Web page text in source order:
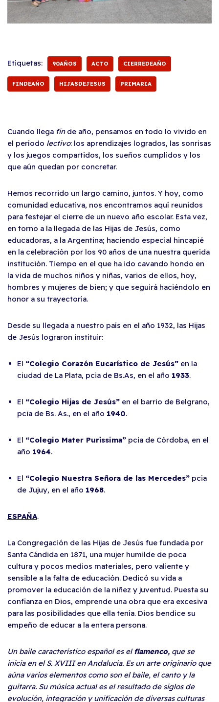
Etiquetas: 90AÑOS ACTO CIERREDEAÑO
FINDEAÑO HIJASDEJESUS PRIMARIA
Cuando llega finde año, pensamos en todo lo vivido en
el período lectivo: los aprendizajes logrados, las sonrisas
y los juegos compartidos, los sueños cumplidos y los
que aún quedan por concretar.
Hemos recorrido un largo camino, juntos. Y hoy, como
comunidad educativa, nos encontramos aquí reunidos
para festejar el cierre de un nuevo año escolar. Esta vez,
en torno a la llegada de las Hijas de Jesús, como
educadoras, a la Argentina; haciendo especial hincapié
en la celebración por los 90 años de una nuestra querida
institución. Tiempo en el que ha ido cavando hondo en
la vida de muchos niños y niñas, varios de ellos, hoy,
hombres y mujeres de bien; y que seguirá haciéndolo en
honor a su trayectoria.
Desde su llegada a nuestro país en el año 1932, las Hijas
de Jesús lograron instituir:
El “Colegio Corazón Eucarístico de Jesús” en la
ciudad de La Plata, pcia de Bs.As, en el año 1933.
El “Colegio Hijas de Jesús” en el barrio de Belgrano,
pcia de Bs. As., en el año 1940.
El “Colegio Mater Puríssima” pcia de Córdoba, en el
año 1964.
El “Colegio Nuestra Señora de las Mercedes” pcia
de Jujuy, en el año 1968.
ESPAÑA.
La Congregación de las Hijas de Jesús fue fundada por
Santa Cándida en 1871, una mujer humilde de poca
cultura y pocos medios materiales, pero valiente y
sensible a la falta de educación. Dedicó su vida a
promover la educación de la niñez y juventud. Puesta su
confianza en Dios, emprende una obra que era excesiva
para las posibilidades que ella tenía. Dios bendice su
empeño de educar a la entera persona.
Un baile característico español es elflamenco, que se
inicia en el S. XVIII en Andalucía. Es un arte originario que
aúna varios elementos como son el baile, el canto y la
guitarra. Su música actual es el resultado de siglos de
evolución, integración y unificación de diversas culturas